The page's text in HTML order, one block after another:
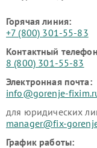
Горячая линия:
+7 (800) 301-55-83
Контактный
8 (800) 301-55-83
Электронная почта:
info@gorenje-
для юридических
manager@fix-
График работы: